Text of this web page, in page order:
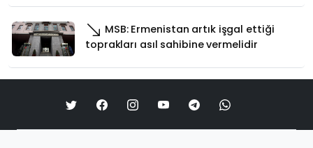
MSB: Ermenistan artık işgal ettiği
toprakları asıl sahibine vermelidir